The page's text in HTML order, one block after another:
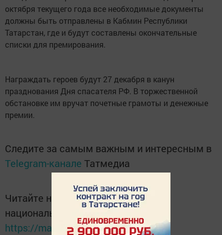
октября текущего года все необходимые документы
должны быть отправлены в Кабмин Республики
Татарстан, где и будут составлены окончательные
списки для премирования.
Награждать героев будут 27 декабря в канун
празднования Дня спасателя РФ. В торжественной
обстановке им вручат почетные грамоты и денежные
премии.
Следите за самым важным и интересным в
Telegram-канале Татмедиа
Читайте новости Татарстана в
национальном мессенджере MАХ:
https://max.ru/tatmedia